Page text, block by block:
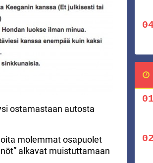
ostamastaan autosta
molemmat osapuolet
alkavat muistuttamaan